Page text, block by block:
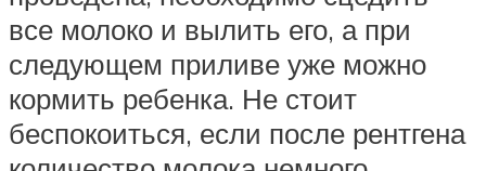
все молоко и вылить его, а при
следующем приливе уже можно
кормить ребенка. Не стоит
беспокоиться, если после рентгена